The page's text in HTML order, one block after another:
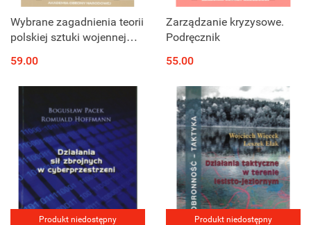
Wybrane zagadnienia teorii
polskiej sztuki wojennej
59.00
Zarządzanie kryzysowe.
Podręcznik
55.00
Produkt niedostępny Produkt niedostępny